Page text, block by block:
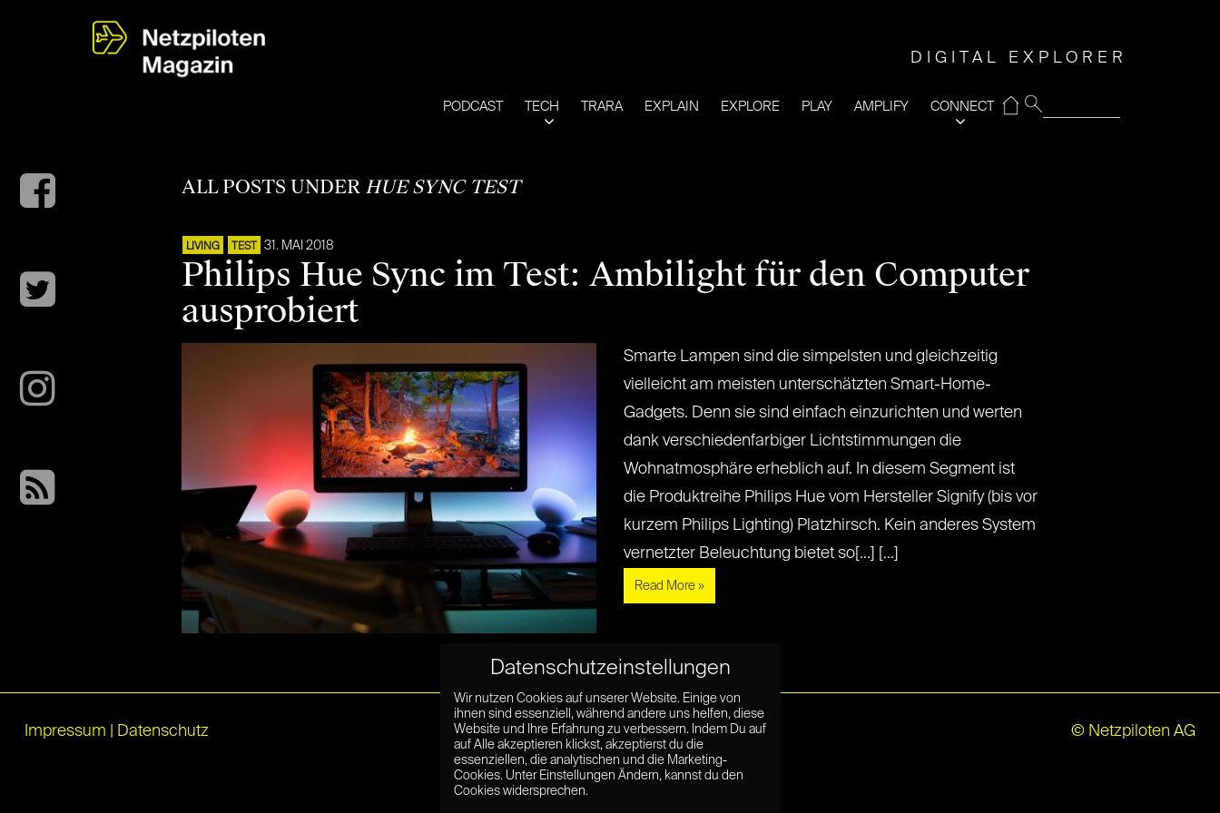
DIGITAL EXPLORER
PODCAST TECH TRARA EXPLAIN EXPLORE PLAY AMPLIFY CONNECT
⌂
ALL POSTS UNDER HUE SYNC TEST
LIVING TEST 31. MAI 2018
Philips Hue Sync im Test: Ambilight für den Computer
ausprobiert
Smarte Lampen sind die simpelsten und gleichzeitig
vielleicht am meisten unterschätzten Smart-Home-
Gadgets. Denn sie sind einfach einzurichten und werten
dank verschiedenfarbiger Lichtstimmungen die
Wohnatmosphäre erheblich auf. In diesem Segment ist
die Produktreihe Philips Hue vom Hersteller Signify (bis vor
kurzem Philips Lighting) Platzhirsch. Kein anderes System
vernetzter Beleuchtung bietet so[...] [...]
Read More »
Impressum Datenschutz © Netzpiloten AG
Datenschutzeinstellungen
Wir nutzen Cookies auf unserer Website. Einige von
ihnen sind essenziell, während andere uns helfen, diese
Website und Ihre Erfahrung zu verbessern. Indem Du auf
auf Alle akzeptieren klickst, akzeptierst du die
essenziellen, die analytischen und die Marketing-
Cookies. Unter Einstellungen Ändern, kannst du den
Cookies widersprechen.